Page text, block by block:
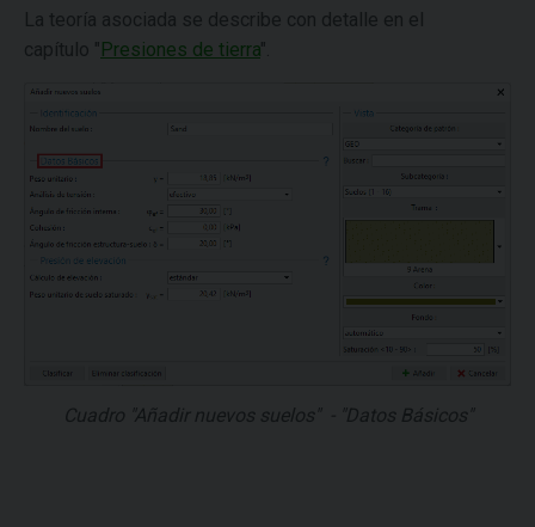
La teoría asociada se describe con detalle en el
capítulo "Presiones de tierra".
Cuadro "Añadir nuevos suelos" - "Datos Básicos"